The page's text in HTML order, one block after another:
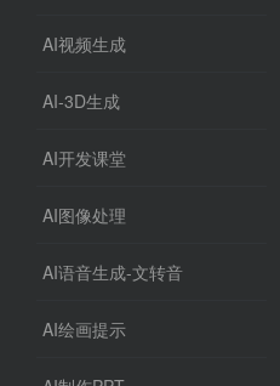
AI视频生成
AI-3D生成
AI开发课堂
AI图像处理
AI语音生成-文转音
AI绘画提示